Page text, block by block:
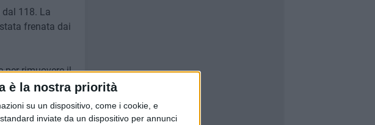
è la nostra priorità
su un dispositivo, come i cookie, e
inviate da un dispositivo per annunci
118. La
frenata dai
per rimuovere il